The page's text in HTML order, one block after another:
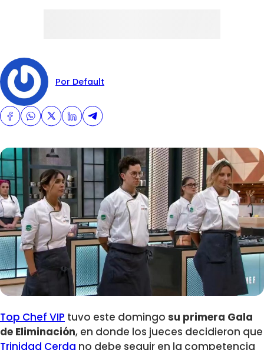
Por Default
Top Chef VIP tuvo este domingo su primera Gala
de Eliminación, en donde los jueces decidieron que
Trinidad Cerda no debe seguir en la competencia